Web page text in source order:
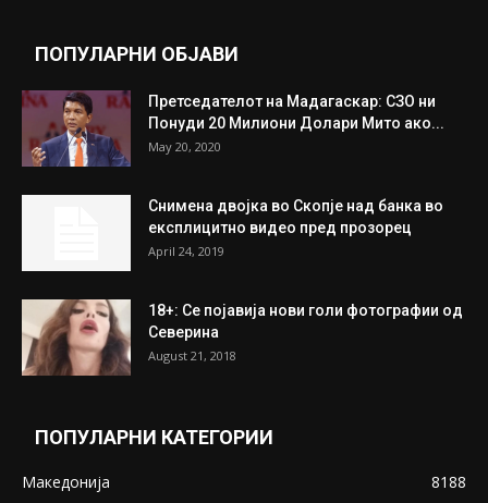
ПОПУЛАРНИ ОБЈАВИ
Претседателот на Мадагаскар: СЗО ни
Понуди 20 Милиони Долари Мито ако...
May 20, 2020
Снимена двојка во Скопје над банка во
експлицитно видео пред прозорец
April 24, 2019
18+: Се појавија нови голи фотографии од
Северина
August 21, 2018
ПОПУЛАРНИ КАТЕГОРИИ
Македонија
8188